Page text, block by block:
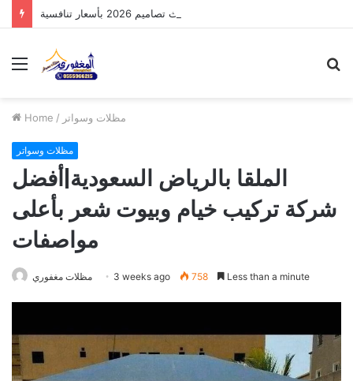
مظلات الدرعية بالرياض: أحدث تصاميم 2026 بأسعار تنافسية
Menu
Home / مظلات وسواتر
مظلات وسواتر
الملقا بالرياض السعودية|أفضل
شركة تركيب خيام وبيوت شعر بأعلى
مواصفات
مظلات مغفوري 3 weeks ago 758 Less than a minute